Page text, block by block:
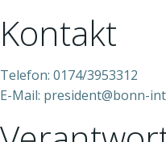
Kontakt
Telefon: 0174/3953312
E-Mail: president@bonn-